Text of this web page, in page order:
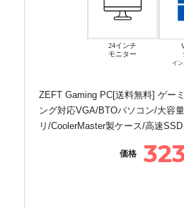
24インチ
モニター
イ
ZEFT Gaming PC[送料無料] ゲー
ング対応VGA/BTOパソコン/大容
リ/CoolerMaster製ケース/高速SSD
価格